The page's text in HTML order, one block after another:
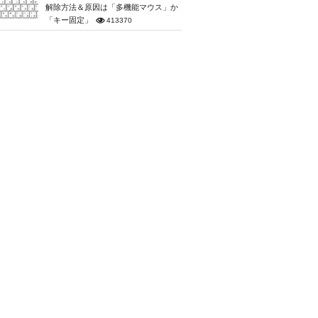
解除方法＆原因は「多機能マウス」か
「キー固定」
413370